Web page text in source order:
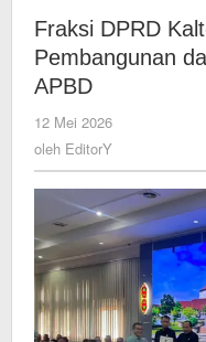
Fraksi DPRD
Pembangunan
APBD
12 Mei 2026
oleh EditorY